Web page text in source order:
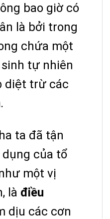
bao giờ có
là bởi trong
chứa một
tự nhiên
diệt trừ các
ta đã tận
của tổ
một vị
là điều
dịu các cơn